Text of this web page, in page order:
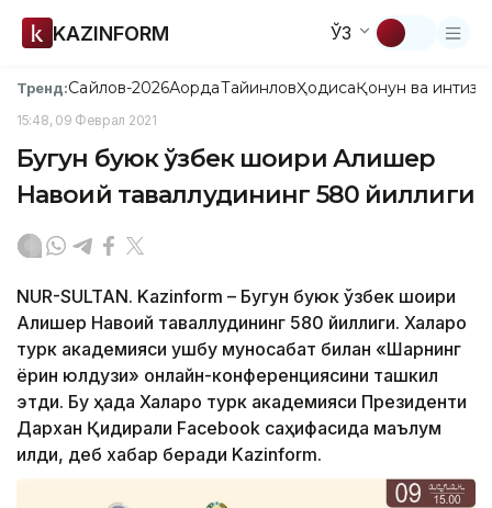
KAZINFORM ЎЗ
Тренд:Сайлов-2026АқордаТайинловҲодисаҚонун ва
15:48, 09 Феврал 2021
Бугун буюк ўзбек шоири Алишер
Навоий таваллудининг 580 йиллиги
NUR-SULTAN. Kazinform – Бугун буюк ўзбек шоири
Алишер Навоий таваллудининг 580 йиллиги. Халқаро
турк академияси ушбу муносабат билан «Шарқнинг
ёрқин юлдузи» онлайн-конференциясини ташкил
этди. Бу ҳақда Халқаро турк академияси Президенти
Дархан Қидирали Facebook саҳифасида маълум
қилди, деб хабар беради Kazinform.